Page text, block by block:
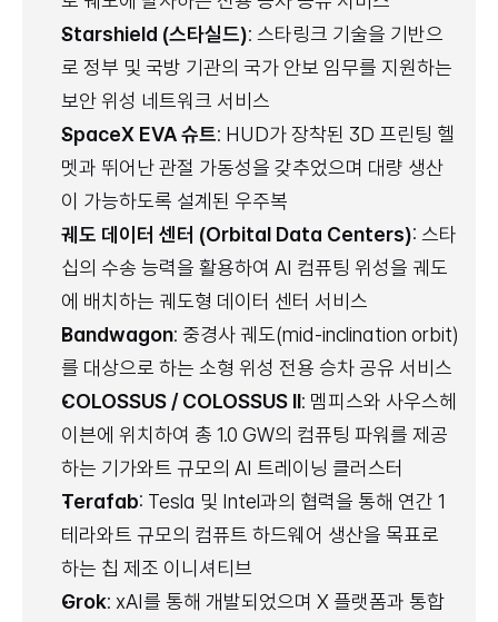
Starshield (스타실드): 스타링크 기술을 기반으
로 정부 및 국방 기관의 국가 안보 임무를 지원하는
보안 위성 네트워크 서비스
SpaceX EVA 슈트: HUD가 장착된 3D 프린팅 헬
멧과 뛰어난 관절 가동성을 갖추었으며 대량 생산
이 가능하도록 설계된 우주복
궤도 데이터 센터 (Orbital Data Centers): 스타
십의 수송 능력을 활용하여 AI 컴퓨팅 위성을 궤도
에 배치하는 궤도형 데이터 센터 서비스
Bandwagon: 중경사 궤도(mid-inclination orbit)
를 대상으로 하는 소형 위성 전용 승차 공유 서비스
COLOSSUS / COLOSSUS II: 멤피스와 사우스헤
이븐에 위치하여 총 1.0 GW의 컴퓨팅 파워를 제공
하는 기가와트 규모의 AI 트레이닝 클러스터
Terafab: Tesla 및 Intel과의 협력을 통해 연간 1
테라와트 규모의 컴퓨트 하드웨어 생산을 목표로
하는 칩 제조 이니셔티브
Grok: xAI를 통해 개발되었으며 X 플랫폼과 통합